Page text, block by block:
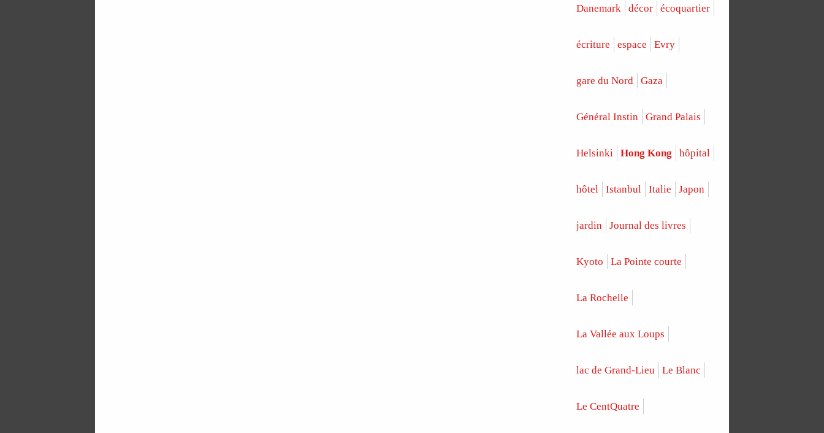
Danemark décor écoquartier
écriture espace Evry
gare du Nord Gaza
Général Instin Grand Palais
Helsinki Hong Kong hôpital
hôtel Istanbul Italie Japon
jardin Journal des livres
Kyoto La Pointe courte
La Rochelle
La Vallée aux Loups
lac de Grand-Lieu Le Blanc
Le CentQuatre